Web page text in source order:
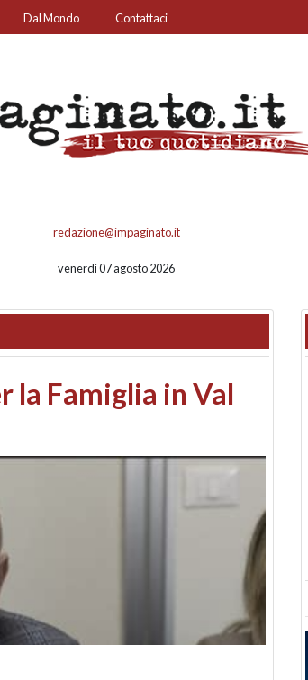
Dal Mondo Contattaci
redazione@impaginato.it
venerdì 07 agosto 2026
sul
e occupazione